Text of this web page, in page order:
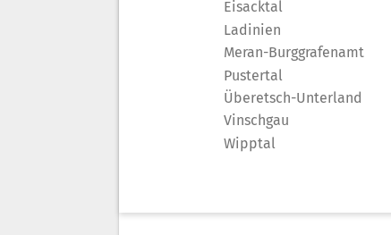
Eisacktal
Ladinien
Meran-Burggrafenamt
Pustertal
Überetsch-Unterland
Vinschgau
Wipptal